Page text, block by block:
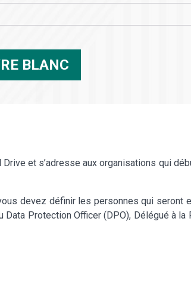
BLANC
et s’adresse aux organisations qui
devez définir les personnes qui seront
Protection Officer (DPO), Délégué à